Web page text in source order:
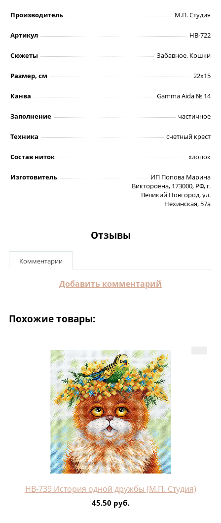
Производитель М.П. Студия
Артикул НВ-722
Сюжеты Забавное, Кошки
Размер, см 22х15
Канва Gamma Aida № 14
Заполнение частичное
Техника счетный крест
Состав ниток хлопок
Изготовитель
ИП Попова Марина
Викторовна, 173000, РФ, г.
Великий Новгород, ул.
Нехинская, 57а
Отзывы
Комментарии
Добавить комментарий
Похожие товары:
НВ-739 История одной дружбы (М.П. Студия)
45.50 руб.